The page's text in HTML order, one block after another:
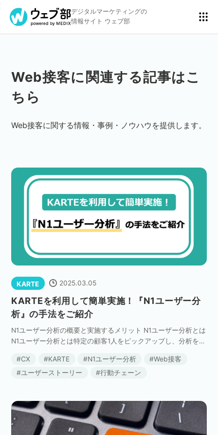
デジタルマーケティングの
情報サイト ウェブ部
リスティング広告 BtoBマーケティング
Webサイト構築 EC
ネット市場調査データ フィード広告
CRM KARTE
Google Cloud／BI
実績・事例
Web接客に関連する記事はこ
ちら
Web接客に関する情報・事例・ノウハウを提供します。
KARTE 2025.03.05
KARTEを利用して簡単実施！『N1ユーザー分
析』の手法をご紹介
N1ユーザー分析の概要と実施するメリット N1ユーザー分析とは
N1ユーザー分析とは特定の顧客1人をピックアップし、分析をす
セグメントごとにアクセス数やCV数、C […]
CX KARTE N1ユーザー分析
Web接客
ユーザーストーリー
行動チェーン